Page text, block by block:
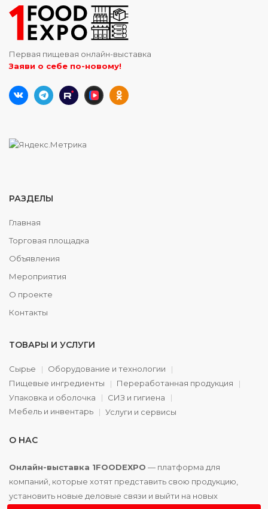
Первая пищевая онлайн-выставка
Заяви о себе по-новому!
РАЗДЕЛЫ
Главная
Торговая площадка
Объявления
Мероприятия
О проекте
Контакты
ТОВАРЫ И УСЛУГИ
Сырье
Оборудование и технологии
Пищевые ингредиенты
Переработанная продукция
Упаковка и оболочка
СИЗ и гигиена
Мебель и инвентарь
Услуги и сервисы
О НАС
Онлайн-выставка 1FOODEXPO — платформа для
компаний, которые хотят представить свою продукцию,
установить новые деловые связи и выйти на новых